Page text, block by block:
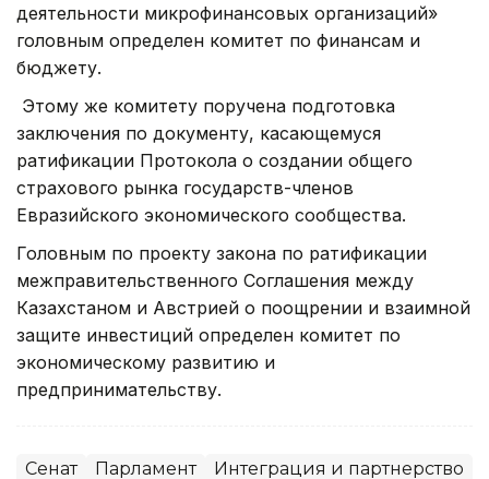
деятельности микрофинансовых организаций»
головным определен комитет по финансам и
бюджету.
Этому же комитету поручена подготовка
заключения по документу, касающемуся
ратификации Протокола о создании общего
страхового рынка государств-членов
Евразийского экономического сообщества.
Головным по проекту закона по ратификации
межправительственного Соглашения между
Казахстаном и Австрией о поощрении и взаимной
защите инвестиций определен комитет по
экономическому развитию и
предпринимательству.
Сенат Парламент Интеграция и партнерство